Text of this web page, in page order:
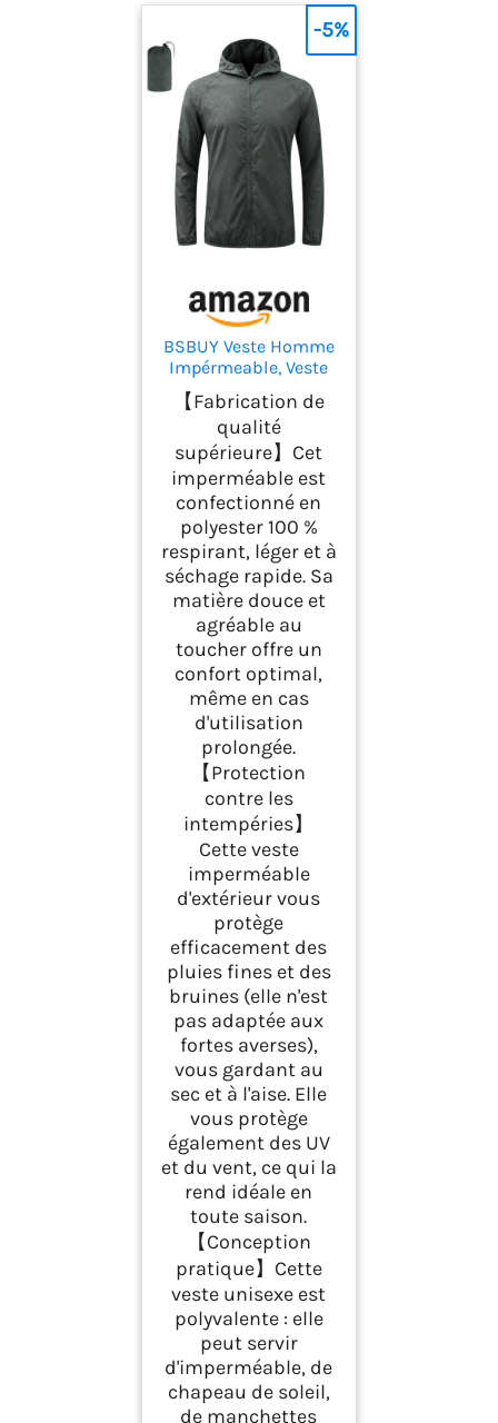
BSBUY Veste Homme
Impérmeable, Veste
en Plein Air Zippée
pour Hommes avec
Sac, Veste de
Randonnée Homme,
Veste Running
Course Tactique
Travail Légère pour
Sport Cyclisme
Voyage, Sans Poches,
Gris, M
【Fabrication de
qualité
supérieure】Cet
imperméable est
confectionné en
polyester 100 %
respirant, léger et à
séchage rapide. Sa
matière douce et
agréable au
toucher offre un
confort optimal,
même en cas
d'utilisation
prolongée.
【Protection
contre les
intempéries】
Cette veste
imperméable
d'extérieur vous
protège
efficacement des
pluies fines et des
bruines (elle n'est
pas adaptée aux
fortes averses),
vous gardant au
sec et à l'aise. Elle
vous protège
également des UV
et du vent, ce qui la
rend idéale en
toute saison.
【Conception
pratique】Cette
veste unisexe est
polyvalente : elle
peut servir
d'imperméable, de
chapeau de soleil,
de manchettes
-5%